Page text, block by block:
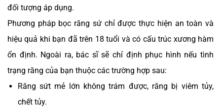
đối tượng áp dụng.
Phương pháp bọc răng sứ chỉ được thực hiện an toàn và
hiệu quả khi bạn đã trên 18 tuổi và có cấu trúc xương hàm
ổn định. Ngoài ra, bác sĩ sẽ chỉ định phục hình nếu tình
trạng răng của bạn thuộc các trường hợp sau:
Răng sứt mẻ lớn không trám được, răng bị viêm tủy,
chết tủy.